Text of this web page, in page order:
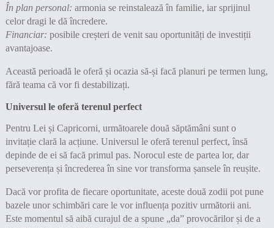
În plan personal: armonia se reinstalează în familie, iar sprijinul
celor dragi le dă încredere.
Financiar: posibile creșteri de venit sau oportunități de investiții
avantajoase.
Această perioadă le oferă și ocazia să-și facă planuri pe termen lung,
fără teama că vor fi destabilizați.
Universul le oferă terenul perfect
Pentru Lei și Capricorni, următoarele două săptămâni sunt o
invitație clară la acțiune. Universul le oferă terenul perfect, însă
depinde de ei să facă primul pas. Norocul este de partea lor, dar
perseverența și încrederea în sine vor transforma șansele în reușite.
Dacă vor profita de fiecare oportunitate, aceste două zodii pot pune
bazele unor schimbări care le vor influența pozitiv următorii ani.
Este momentul să aibă curajul de a spune „da” provocărilor și de a